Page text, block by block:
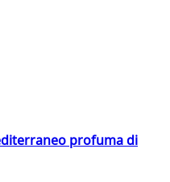
profuma di